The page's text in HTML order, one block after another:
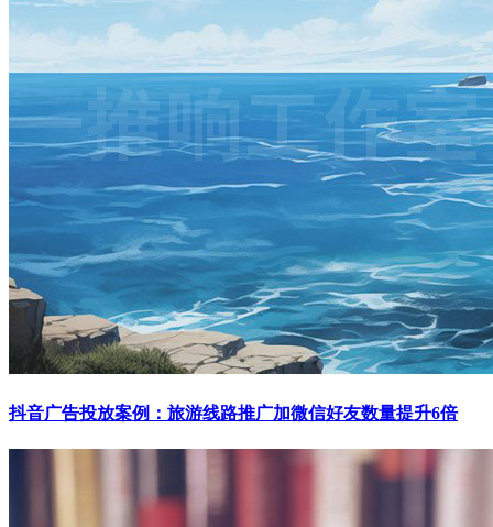
抖音广告投放案例：旅游线路推广加微信好友数量提升6倍